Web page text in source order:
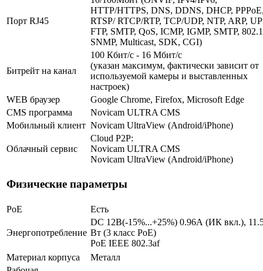
Порт RJ45
HTTP/HTTPS, DNS, DDNS, DHCP,
RTSP/ RTCP/RTP, TCP/UDP, NTP, ARP,
FTP, SMTP, QoS, ICMP, IGMP, SMTP,
SNMP, Multicast, SDK, CGI)
Битрейт на канал
100 Кбит/с - 16 Мбит/с
(указан максимум, фактически зависит от
используемой камеры и выставленных
настроек)
WEB браузер
Google Chrome, Firefox, Microsoft Edge
CMS программа
Novicam ULTRA CMS
Мобильный клиент Novicam UltraView (Android/iPhone)
Облачный сервис
Cloud P2P:
Novicam ULTRA CMS
Novicam UltraView (Android/iPhone)
Физические параметры
PoE Есть
Энергопотребление
DC 12В(-15%...+25%) 0.96А (ИК вкл.),
Вт (3 класс PoE)
PoE IEEE 802.3af
Материал корпуса
Металл